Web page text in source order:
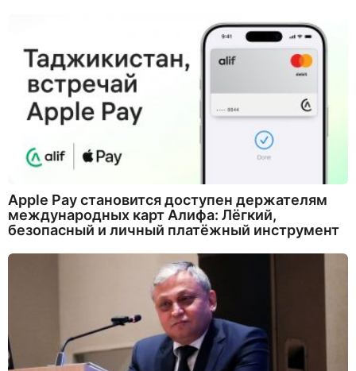
Apple Pay становится доступен держателям
международных карт Алифа: Лёгкий,
безопасный и личный платёжный инструмент